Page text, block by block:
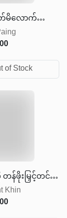
လောက်အောင်
င်းလဲလိုက်ပါ
of Stock
ဖိုးမြှင့်တင်
Khin